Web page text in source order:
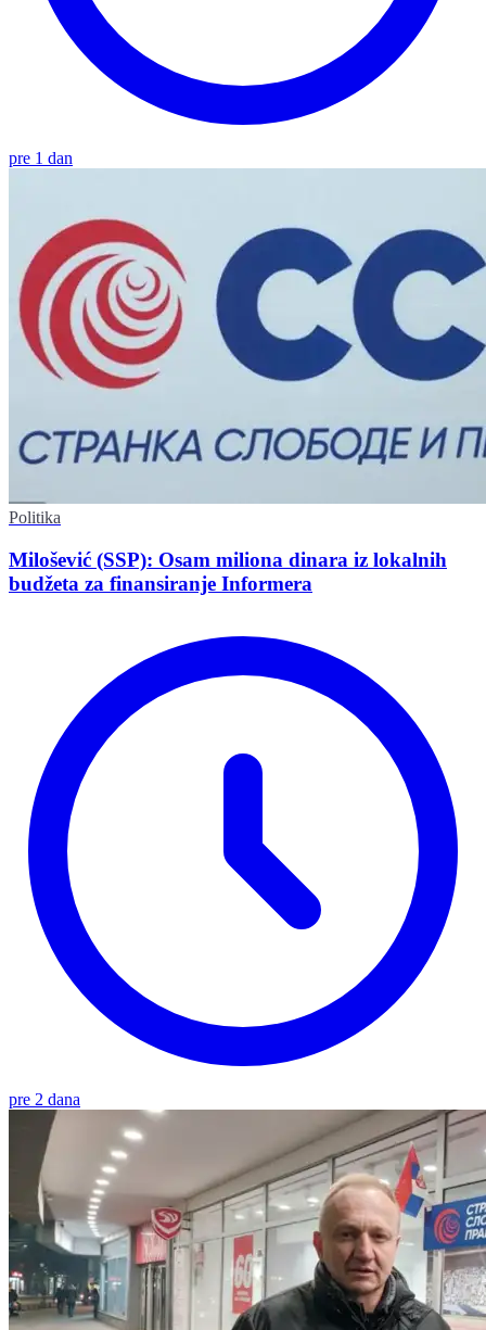
pre 1 dan
Politika
Milošević (SSP): Osam miliona dinara iz lokalnih
budžeta za finansiranje Informera
pre 2 dana